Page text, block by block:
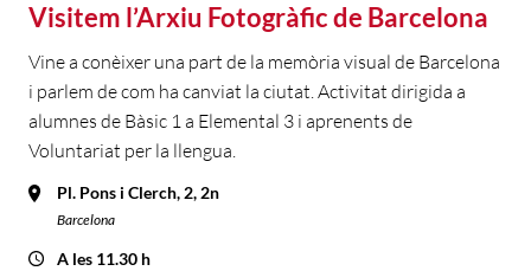
Visitem l’Arxiu Fotogràfic de Barcelona
Vine a conèixer una part de la memòria visual de Barcelona
i parlem de com ha canviat la ciutat. Activitat dirigida a
alumnes de Bàsic 1 a Elemental 3 i aprenents de
Voluntariat per la llengua.
Pl. Pons i Clerch, 2, 2n
Barcelona
A les 11.30 h